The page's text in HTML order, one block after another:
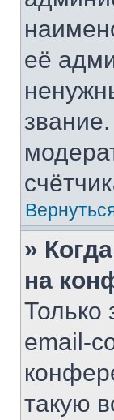
её
»
на
Только
email-
такую